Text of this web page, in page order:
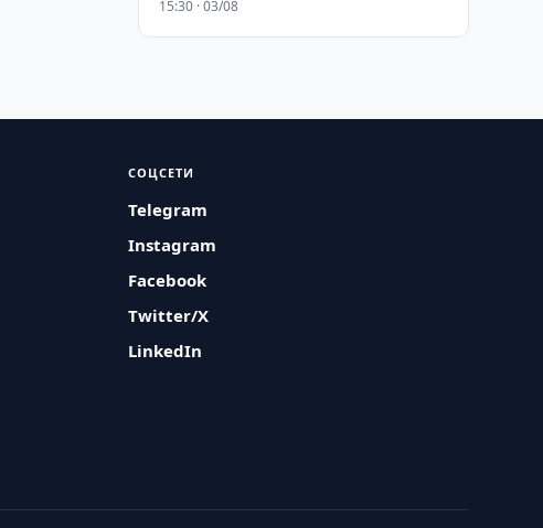
15:30 · 03/08
СОЦСЕТИ
Telegram
Instagram
Facebook
Twitter/X
LinkedIn